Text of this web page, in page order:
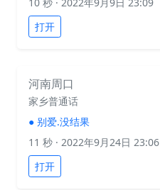
打开
河南周口
家乡普通话
● 别爱.没结果
11 秒 · 2022年9月24日 23:06
打开